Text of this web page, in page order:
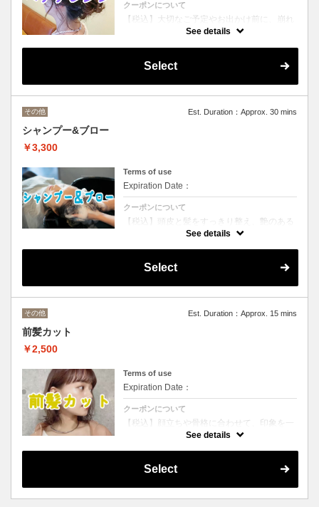
クーポンについて
【税込】大切なご予定やお出かけ前に、崩れ
にくく上品なスタイルに仕上げます。特別な
See details
Select
その他 Est. Duration：Approx. 30 mins
シャンプー&ブロー
￥3,300
Terms of use
Expiration Date：
クーポンについて
【税込】頭皮と髪をすっきり整え、艶のある
まとまりの良い仕上がりへ。リフレッシュし
たい時やお出かけ前にも最適です
See details
Select
その他 Est. Duration：Approx. 15 mins
前髪カット
￥2,500
Terms of use
Expiration Date：
クーポンについて
【税込】顔立ちや骨格に合わせて、印象を一
番左右する前髪を丁寧にデザインします。少
しの変化で雰囲気を整えたい方におすすめで
す
See details
Select